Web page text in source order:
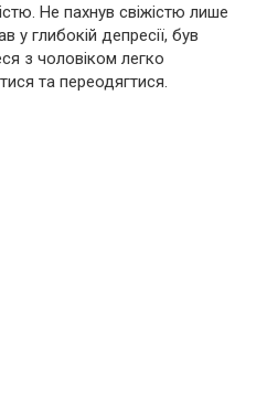
Не пахнув свіжістю лише
у глибокій депресії, був
з чоловіком легко
та переодягтися.